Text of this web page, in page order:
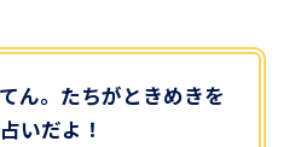
ん。たちがときめきを
いだよ！